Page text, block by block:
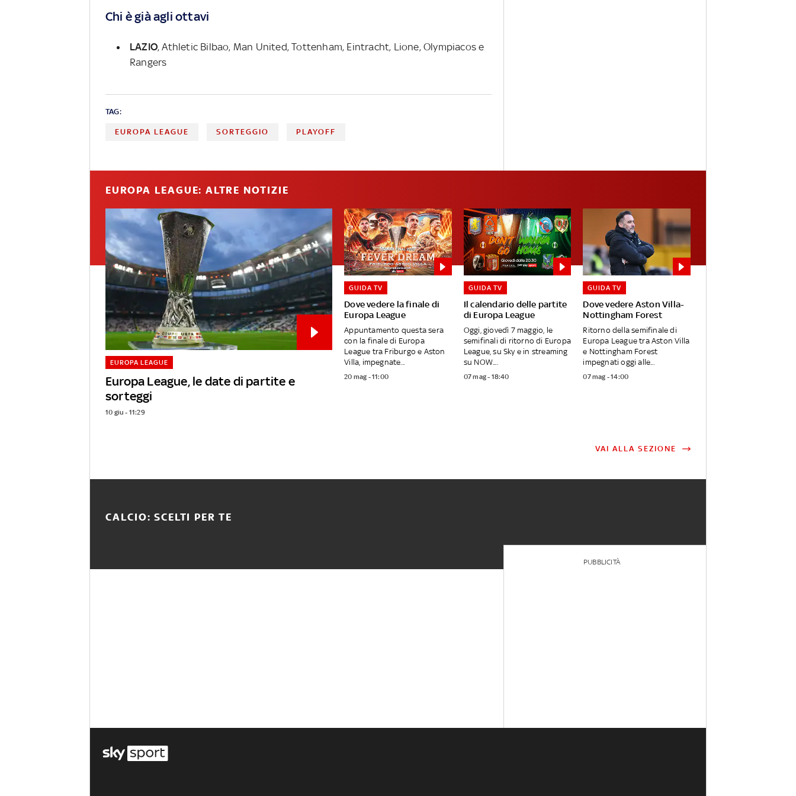
Chi è già agli ottavi
LAZIO, Athletic Bilbao, Man United, Tottenham, Eintracht, Lione, Olympiacos e
Rangers
TAG:
EUROPA LEAGUE SORTEGGIO PLAYOFF
EUROPA LEAGUE: ALTRE NOTIZIE
Europa League, le date di partite e
sorteggi
EUROPA LEAGUE
10 giu - 11:29
Dove vedere la finale di
Europa League
GUIDA TV
Appuntamento questa sera
con la finale di Europa
League tra Friburgo e Aston
Villa, impegnate...
20 mag - 11:00
Il calendario delle partite
di Europa League
GUIDA TV
Oggi, giovedì 7 maggio, le
semifinali di ritorno di Europa
League, su Sky e in streaming
su NOW....
07 mag - 18:40
Dove vedere Aston Villa-
Nottingham Forest
GUIDA TV
Ritorno della semifinale di
Europa League tra Aston Villa
e Nottingham Forest
impegnati oggi alle...
07 mag - 14:00
VAI ALLA SEZIONE
CALCIO: SCELTI PER TE
PUBBLICITÀ